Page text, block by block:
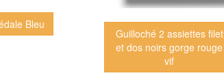
Bleu
Guilloché 2 assiettes filet
et dos noirs gorge rouge
vif